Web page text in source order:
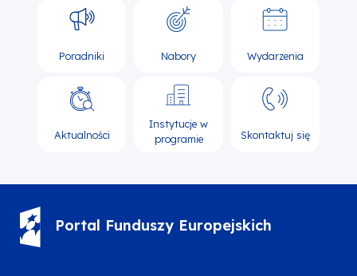
Poradniki Nabory Wydarzenia
Aktualności
Instytucje w
programie
Skontaktuj się
Portal Funduszy Europejskich